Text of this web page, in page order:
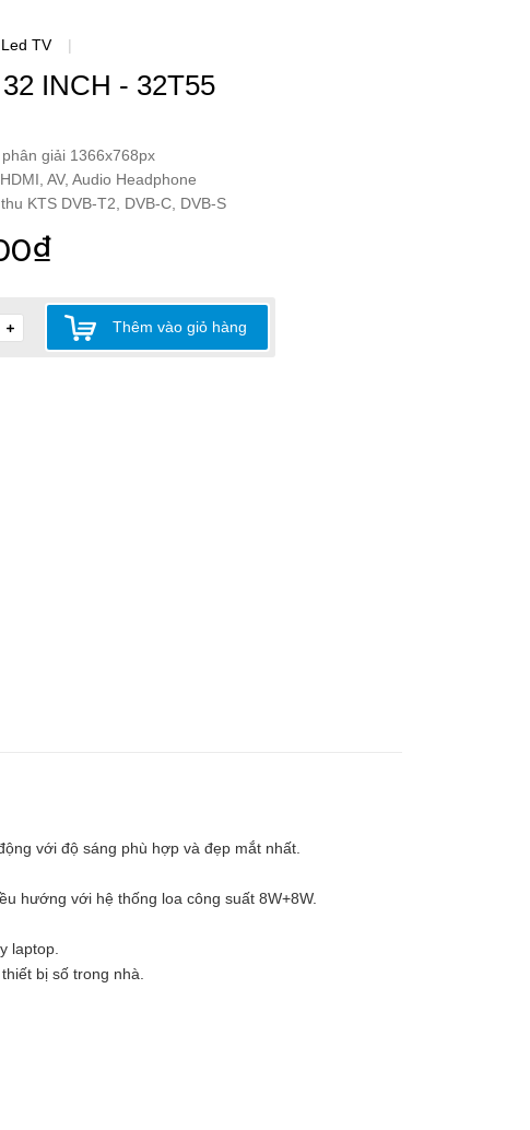
Led TV |
INCH - 32T55
giải 1366x768px
AV, Audio Headphone
KTS DVB-T2, DVB-C, DVB-S
Thêm vào giỏ hàng
với độ sáng phù hợp và đẹp mắt nhất.
hướng với hệ thống loa công suất 8W+8W.
laptop.
bị số trong nhà.